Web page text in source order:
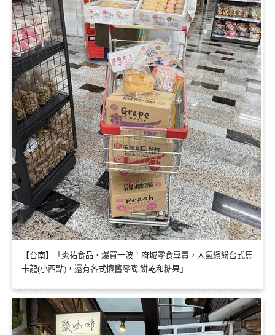
【台南】「炎祐食品．爆買一波！府城零食專賣，人氣繽紛台式馬
卡龍(小西點)，還有各式懷舊零嘴.餅乾和糖果」